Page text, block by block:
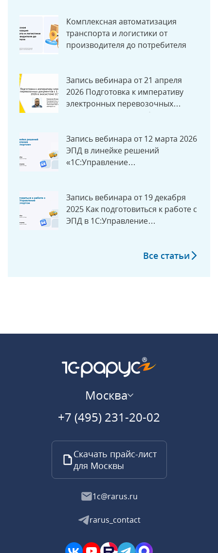
Комплексная автоматизация
транспорта и логистики от
производителя до потребителя
Запись вебинара от 21 апреля
2026 Подготовка к императиву
электронных перевозочных
документов с 1 сентября 2026 в
Запись вебинара от 12 марта 2026
ЭПД в линейке решений
«1С:Управление
Запись вебинара от 19 декабря
2025 Как подготовиться к работе с
ЭПД в 1С:Управление
Все статьи
Москва
+7 (495) 231-20-02
Скачать прайс-лист
для Москвы
1c@rarus.ru
rarus_contact